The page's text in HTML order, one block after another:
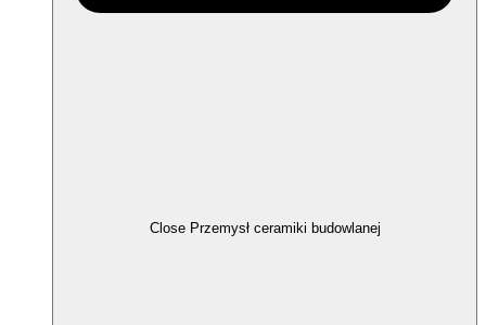
Close Przemysł ceramiki budowlanej